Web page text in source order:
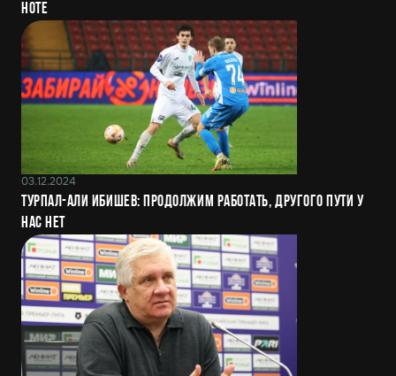
ноте
03.12.2024
Турпал-Али Ибишев: Продолжим работать, другого пути у
нас нет